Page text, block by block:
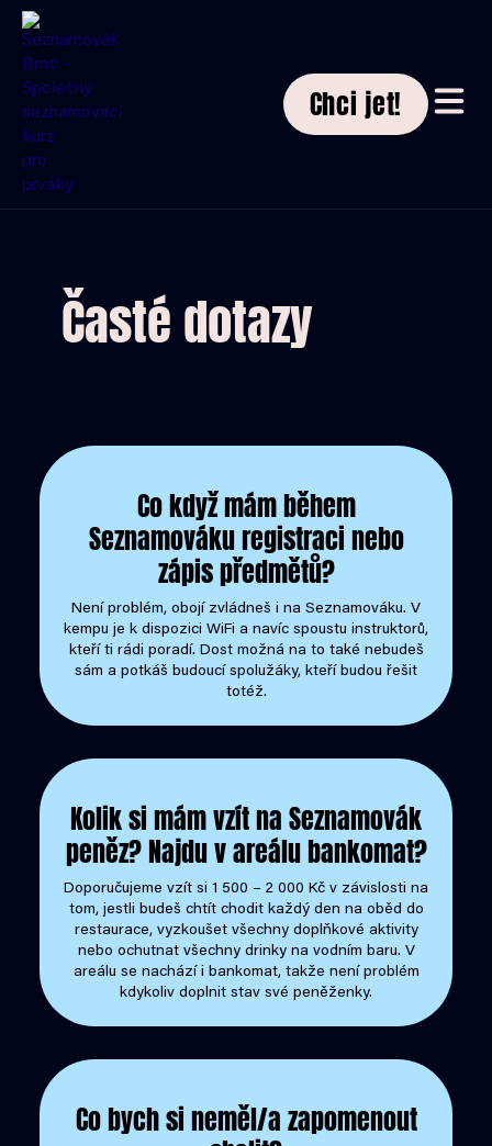
Chci jet!
Časté dotazy
Co když mám během
Seznamováku registraci nebo
zápis předmětů?
Není problém, obojí zvládneš i na Seznamováku. V
kempu je k dispozici WiFi a navíc spoustu instruktorů,
kteří ti rádi poradí. Dost možná na to také nebudeš
sám a potkáš budoucí spolužáky, kteří budou řešit
totéž.
Kolik si mám vzít na Seznamovák
peněz? Najdu v areálu bankomat?
Doporučujeme vzít si 1 500 – 2 000 Kč v závislosti na
tom, jestli budeš chtít chodit každý den na oběd do
restaurace, vyzkoušet všechny doplňkové aktivity
nebo ochutnat všechny drinky na vodním baru. V
areálu se nachází i bankomat, takže není problém
kdykoliv doplnit stav své peněženky.
Co bych si neměl/a zapomenout